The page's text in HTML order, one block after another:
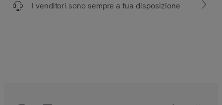
I venditori sono sempre a tua disposizione